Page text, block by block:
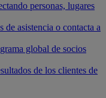
personas, lugares
de asistencia o contacta a
global de socios
de los clientes de